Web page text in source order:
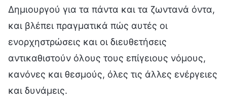
Δημιουργού για τα πάντα και τα ζωντανά όντα,
και βλέπει πραγματικά πώς αυτές οι
ενορχηστρώσεις και οι διευθετήσεις
αντικαθιστούν όλους τους επίγειους νόμους,
κανόνες και θεσμούς, όλες τις άλλες ενέργειες
και δυνάμεις.